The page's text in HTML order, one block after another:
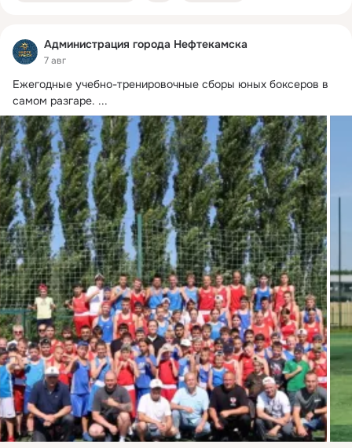
Администрация города Нефтекамска
7 авг
Ежегодные учебно-тренировочные сборы юных боксеров в
самом разгаре. ...